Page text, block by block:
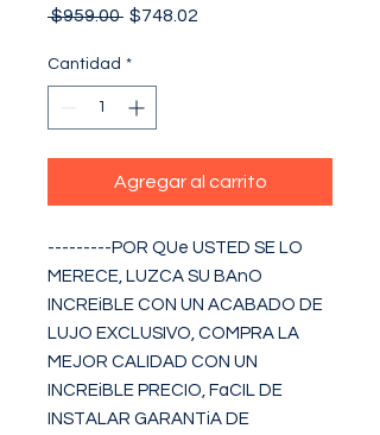
$959.00 Precio
$748.02
Cantidad *
Agregar al carrito
---------POR QUe USTED SE LO
MERECE, LUZCA SU BAnO
INCREiBLE CON UN ACABADO DE
LUJO EXCLUSIVO, COMPRA LA
MEJOR CALIDAD CON UN
INCREiBLE PRECIO, FaCIL DE
INSTALAR GARANTiA DE